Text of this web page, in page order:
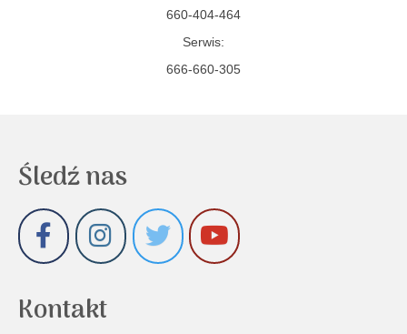
660-404-464
Serwis:
666-660-305
Śledź nas
Kontakt